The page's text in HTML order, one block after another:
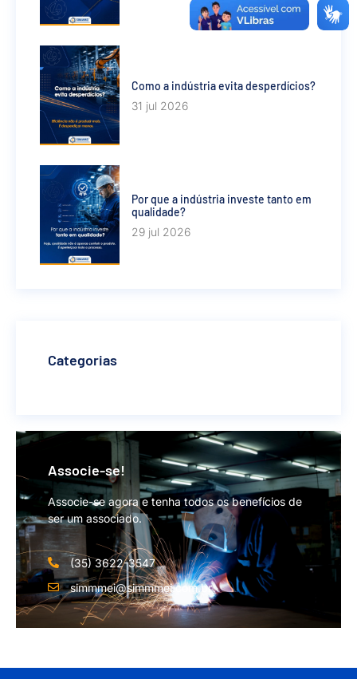
Como a indústria evita desperdícios?
31 jul 2026
Por que a indústria investe tanto em
qualidade?
29 jul 2026
Categorias
Associe-se!
Associe-se agora e tenha todos os benefícios de
ser um associado.
(35) 3622-3547
simmmei@simmmei.com.br